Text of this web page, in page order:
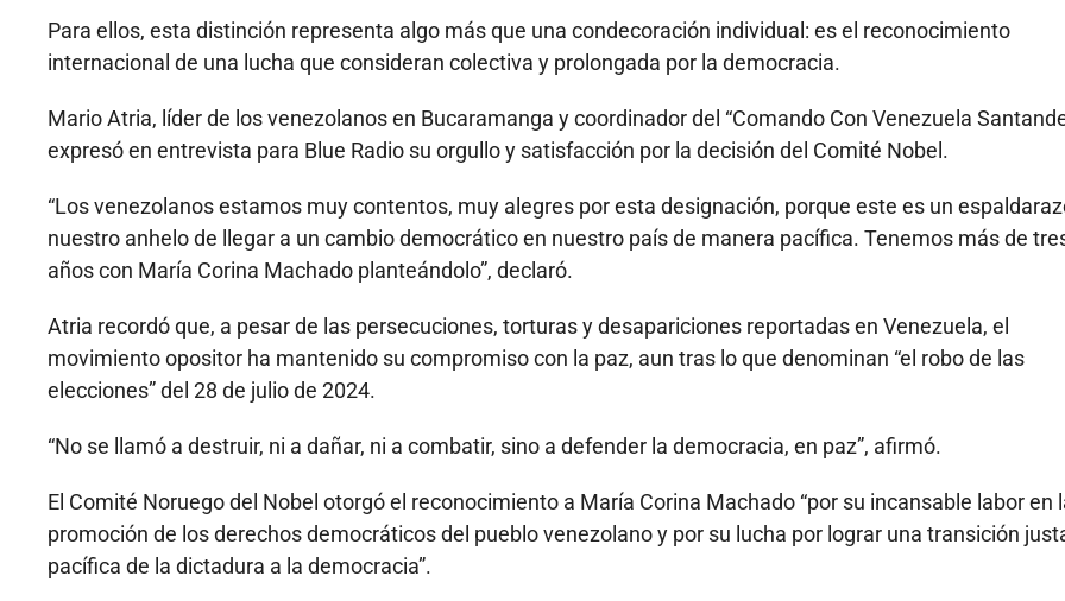
Para ellos, esta distinción representa algo más que una condecoración individual: es el reconocimiento
internacional de una lucha que consideran colectiva y prolongada por la democracia.
Mario Atria, líder de los venezolanos en Bucaramanga y coordinador del “Comando Con Venezuela
expresó en entrevista para Blue Radio su orgullo y satisfacción por la decisión del Comité Nobel.
“Los venezolanos estamos muy contentos, muy alegres por esta designación, porque este es un
nuestro anhelo de llegar a un cambio democrático en nuestro país de manera pacífica. Tenemos más de
años con María Corina Machado planteándolo”, declaró.
Atria recordó que, a pesar de las persecuciones, torturas y desapariciones reportadas en Venezuela, el
movimiento opositor ha mantenido su compromiso con la paz, aun tras lo que denominan “el robo de las
elecciones” del 28 de julio de 2024.
“No se llamó a destruir, ni a dañar, ni a combatir, sino a defender la democracia, en paz”, afirmó.
El Comité Noruego del Nobel otorgó el reconocimiento a María Corina Machado “por su incansable labor en
promoción de los derechos democráticos del pueblo venezolano y por su lucha por lograr una transición
pacífica de la dictadura a la democracia”.